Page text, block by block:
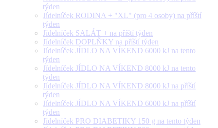
týden
Jídelníček RODINA + "XL" (pro 4 osoby) na příští
týden
Jídelníček SALÁT + na příští týden
Jídelníček DOPLŇKY na příští týden
Jídelníček JÍDLO NA VÍKEND 6000 kJ na tento
týden
Jídelníček JÍDLO NA VÍKEND 8000 kJ na tento
týden
Jídelníček JÍDLO NA VÍKEND 8000 kJ na příští
týden
Jídelníček JÍDLO NA VÍKEND 6000 kJ na příští
týden
Jídelníček PRO DIABETIKY 150 g na tento týden